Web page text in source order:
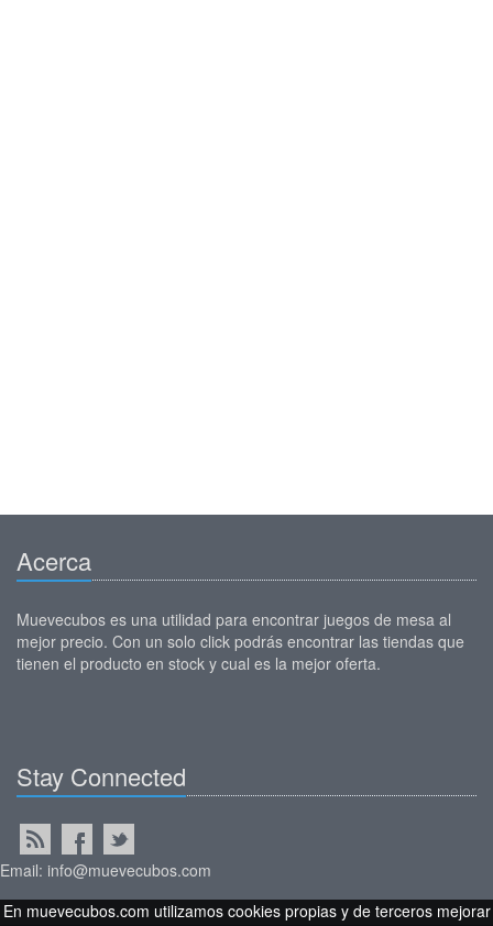
Acerca
Muevecubos es una utilidad para encontrar juegos de mesa al
mejor precio. Con un solo click podrás encontrar las tiendas que
tienen el producto en stock y cual es la mejor oferta.
Stay Connected
Email: info@muevecubos.com
En muevecubos.com utilizamos cookies propias y de terceros mejorar